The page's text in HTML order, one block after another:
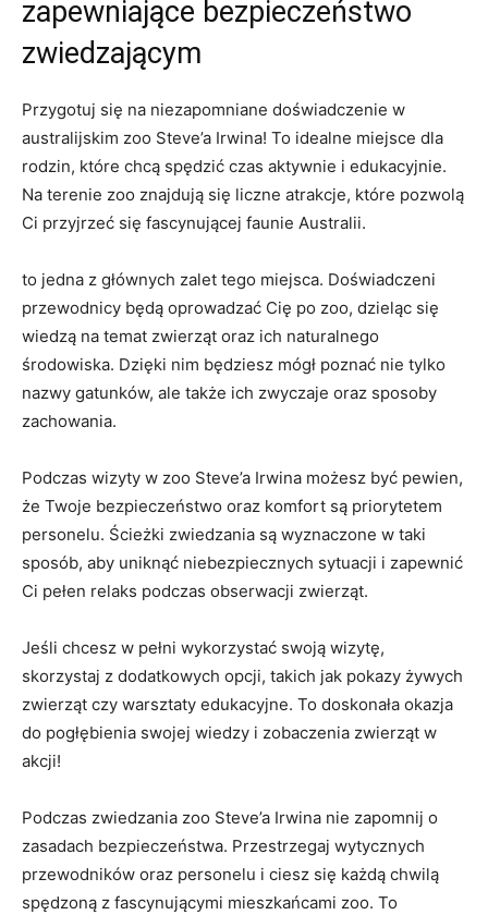
zapewniające bezpieczeństwo
zwiedzającym
Przygotuj‍ się na niezapomniane ‌doświadczenie ⁢w
australijskim zoo Steve’a Irwina! To ⁢idealne miejsce dla⁣
rodzin, które chcą spędzić czas aktywnie i edukacyjnie.
Na terenie zoo znajdują się liczne atrakcje, które pozwolą
Ci przyjrzeć się fascynującej faunie Australii.
to jedna z głównych zalet ​tego miejsca. Doświadczeni
przewodnicy będą oprowadzać Cię po zoo, dzieląc się
wiedzą na ⁤temat zwierząt oraz ich naturalnego
środowiska. Dzięki nim będziesz mógł poznać nie tylko
nazwy gatunków, ale także ich ‌zwyczaje oraz sposoby
zachowania.
Podczas wizyty w zoo Steve’a Irwina⁣ możesz być pewien,
że Twoje bezpieczeństwo oraz komfort ​są priorytetem
personelu. Ścieżki ⁢zwiedzania są wyznaczone w taki
sposób, aby uniknąć niebezpiecznych sytuacji i zapewnić
Ci pełen relaks podczas obserwacji zwierząt.
Jeśli chcesz w pełni wykorzystać swoją wizytę,
skorzystaj z dodatkowych opcji,‌ takich jak pokazy żywych
zwierząt czy warsztaty edukacyjne. To doskonała okazja‌
do pogłębienia ‌swojej wiedzy i zobaczenia zwierząt w
akcji!
Podczas zwiedzania zoo Steve’a Irwina nie zapomnij o
zasadach ​bezpieczeństwa. Przestrzegaj wytycznych
przewodników ‍oraz personelu i ciesz się każdą chwilą
spędzoną z ⁤fascynującymi mieszkańcami zoo. To